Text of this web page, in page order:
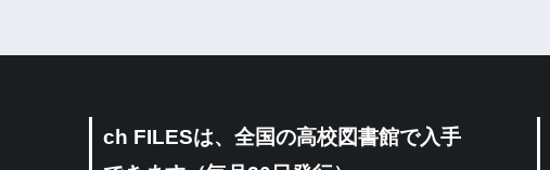
ch FILESは、全国の高校図書館で入手